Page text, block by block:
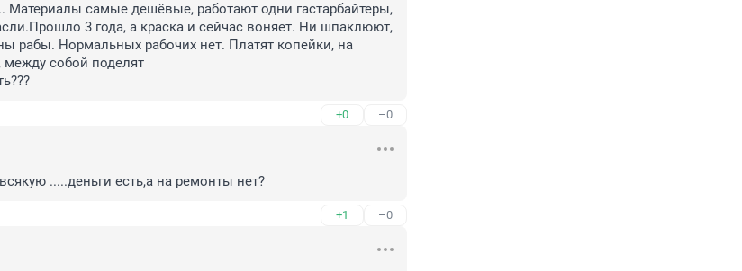
Материалы самые дешёвые, работают одни гастарбайтеры,
3 года, а краска и сейчас воняет. Ни шпаклюют,
рабы. Нормальных рабочих нет. Платят копейки, на
между собой поделят
+0 –0
.....деньги есть,а на ремонты нет?
+1 –0